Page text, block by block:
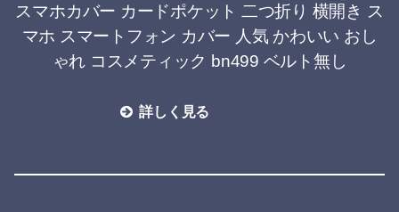
スマホカバー カードポケット 二つ折り 横開き ス
マホ スマートフォン カバー 人気 かわいい おし
ゃれ コスメティック bn499 ベルト無し
詳しく見る